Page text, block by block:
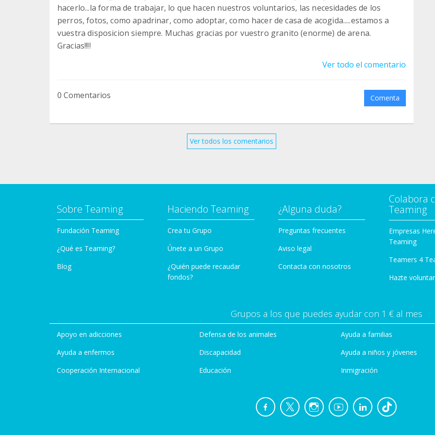
hacerlo...la forma de trabajar, lo que hacen nuestros voluntarios, las necesidades de los
perros, fotos, como apadrinar, como adoptar, como hacer de casa de acogida.....estamos a
vuestra disposicion siempre. Muchas gracias por vuestro granito (enorme) de arena.
Gracias!!!!
Ver todo el comentario
0 Comentarios Comenta
Ver todos los comentarios
Sobre Teaming
Fundación Teaming
¿Qué es Teaming?
Blog
Haciendo Teaming
Crea tu Grupo
Únete a un Grupo
¿Quién puede recaudar
fondos?
¿Alguna duda?
Preguntas frecuentes
Aviso legal
Contacta con nosotros
Colabora
Teaming
Empresas
Teaming
Teamers 4
Hazte
Grupos a los que puedes ayudar con 1 € al mes
Apoyo en adicciones
Ayuda a enfermos
Cooperación Internacional
Defensa de los animales
Discapacidad
Educación
Ayuda a familias
Ayuda a niños y jóvenes
Inmigración